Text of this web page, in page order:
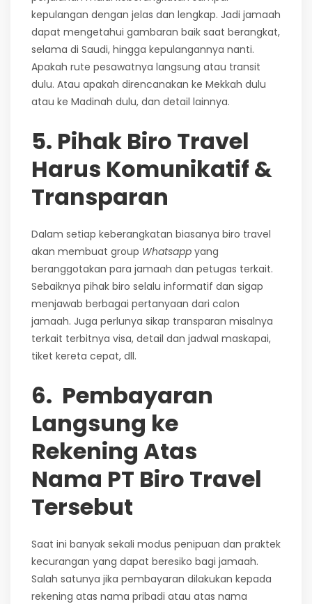
kepulangan dengan jelas dan lengkap. Jadi jamaah
dapat mengetahui gambaran baik saat berangkat,
selama di Saudi, hingga kepulangannya nanti.
Apakah rute pesawatnya langsung atau transit
dulu. Atau apakah direncanakan ke Mekkah dulu
atau ke Madinah dulu, dan detail lainnya.
5. Pihak Biro Travel
Harus Komunikatif &
Transparan
Dalam setiap keberangkatan biasanya biro travel
akan membuat group Whatsapp yang
beranggotakan para jamaah dan petugas terkait.
Sebaiknya pihak biro selalu informatif dan sigap
menjawab berbagai pertanyaan dari calon
jamaah. Juga perlunya sikap transparan misalnya
terkait terbitnya visa, detail dan jadwal maskapai,
tiket kereta cepat, dll.
6. Pembayaran
Langsung ke
Rekening Atas
Nama PT Biro Travel
Tersebut
Saat ini banyak sekali modus penipuan dan praktek
kecurangan yang dapat beresiko bagi jamaah.
Salah satunya jika pembayaran dilakukan kepada
rekening atas nama pribadi atau atas nama